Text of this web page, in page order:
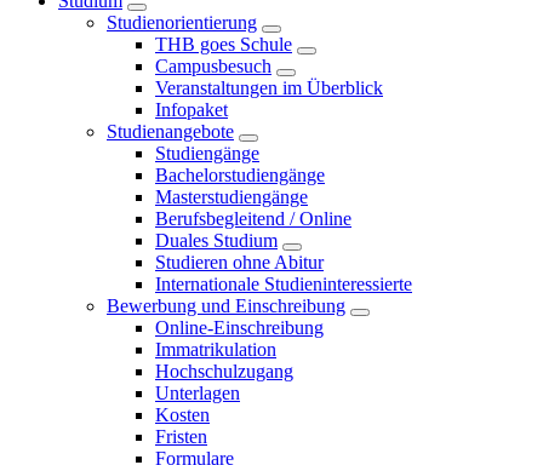
Studienorientierung
THB goes Schule
Campusbesuch
Veranstaltungen im Überblick
Infopaket
Studienangebote
Studiengänge
Bachelorstudiengänge
Masterstudiengänge
Berufsbegleitend / Online
Duales Studium
Studieren ohne Abitur
Internationale Studieninteressierte
Bewerbung und Einschreibung
Online-Einschreibung
Immatrikulation
Hochschulzugang
Unterlagen
Kosten
Fristen
Formulare